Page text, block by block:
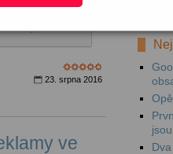
přes GTM.
23. srpna 2016
ve